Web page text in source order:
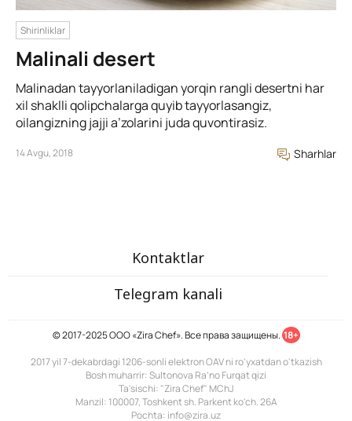
Shirinliklar
Malinali desert
Malinadan tayyorlaniladigan yorqin rangli desertni har
xil shaklli qolipchalarga quyib tayyorlasangiz,
oilangizning jajji a’zolarini juda quvontirasiz.
14 Avgu, 2018 Sharhlar
Kontaktlar
Telegram kanali
© 2017-2025 ООО «Zira Chef». Все права защищены. 18+
2017 yil 7-dekabrdagi 1206-sonli elektron OAV ni ro'yxatdan o'tkazish
Bosh muharrir: Sultonova Ra’no Furqat qizi
Ta'sischi: "Zira Chef" MChJ
Manzil: 100007, Toshkent sh. Parkent ko'ch. 26A
Pochta: info@zira.uz